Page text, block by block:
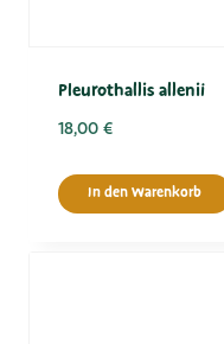
Pleurothallis allenii
18,00 €
In den Warenkorb